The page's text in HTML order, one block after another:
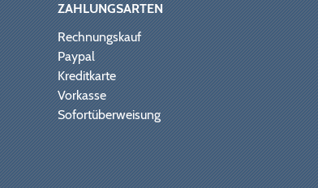
ZAHLUNGSARTEN
Rechnungskauf
Paypal
Kreditkarte
Vorkasse
Sofortüberweisung